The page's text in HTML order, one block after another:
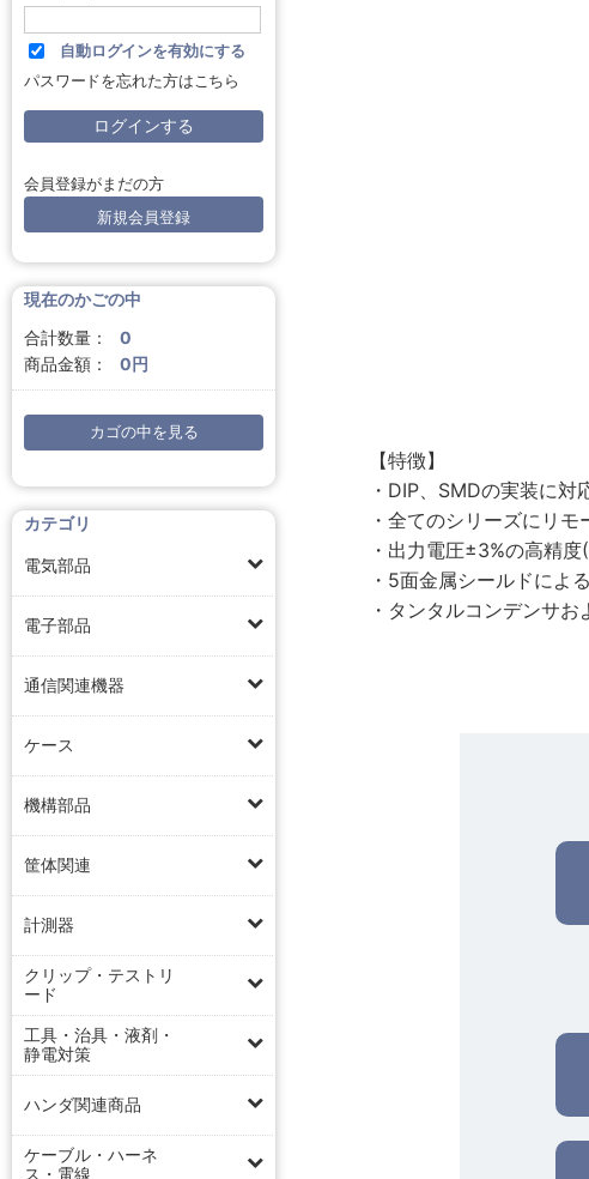
自動ログインを有効にする
パスワードを忘れた方はこちら
会員登録がまだの方
新規会員登録
現在のかごの中
合計数量：
0
商品金額：
0円
カゴの中を見る
カテゴリ
電気部品
電子部品
通信関連機器
ケース
機構部品
筐体関連
計測器
クリップ・テストリ
ード
工具・治具・液剤・
静電対策
ハンダ関連商品
ケーブル・ハーネ
ス・電線
【特徴】
・DIP、SMDの実装に
・全てのシリーズにリ
・出力電圧±3%の高精
・5面金属シールドによ
・タンタルコンデンサ